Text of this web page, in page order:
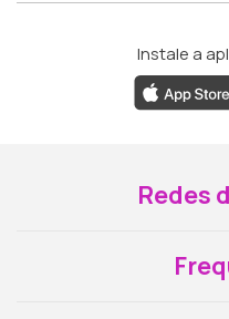
Instale a
Redes